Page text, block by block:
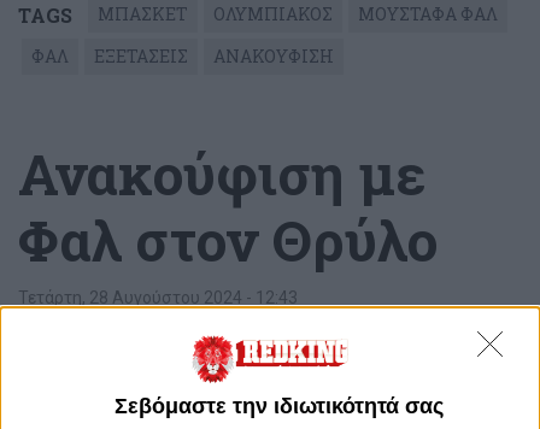
Σεβόμαστε την ιδιωτικότητά σας
TAGS ΜΠΑΣΚΕΤ ΟΛΥΜΠΙΑΚΟΣ
ΜΟΥΣΤΑΦΑ ΦΑΛ
ΦΑΛ
ΕΞΕΤΑΣΕΙΣ ΑΝΑΚΟΥΦΙΣΗ
Ανακούφιση με
Φαλ στον Θρύλο
Τετάρτη, 28 Αυγούστου 2024 - 12:43